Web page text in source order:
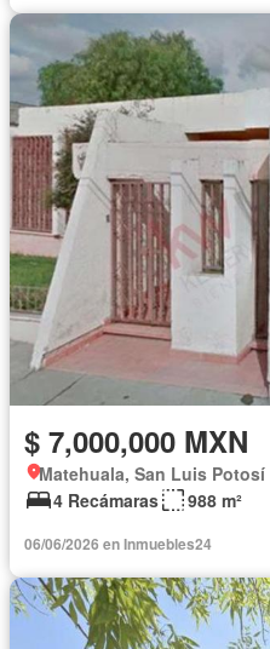
$ 7,000,000 MXN
Matehuala, San Luis Potosí
4 Recámaras
988 m²
06/06/2026 en Inmuebles24